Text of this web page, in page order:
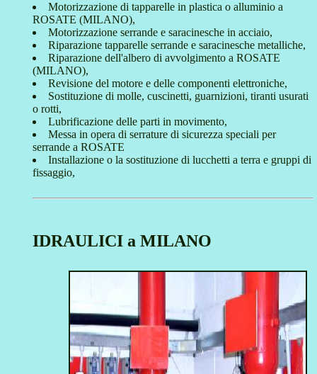
Motorizzazione di tapparelle in plastica o alluminio a
ROSATE (MILANO),
Motorizzazione serrande e saracinesche in acciaio,
Riparazione tapparelle serrande e saracinesche metalliche,
Riparazione dell'albero di avvolgimento a ROSATE
(MILANO),
Revisione del motore e delle componenti elettroniche,
Sostituzione di molle, cuscinetti, guarnizioni, tiranti usurati
o rotti,
Lubrificazione delle parti in movimento,
Messa in opera di serrature di sicurezza speciali per
serrande a ROSATE
Installazione o la sostituzione di lucchetti a terra e gruppi di
fissaggio,
IDRAULICI a MILANO